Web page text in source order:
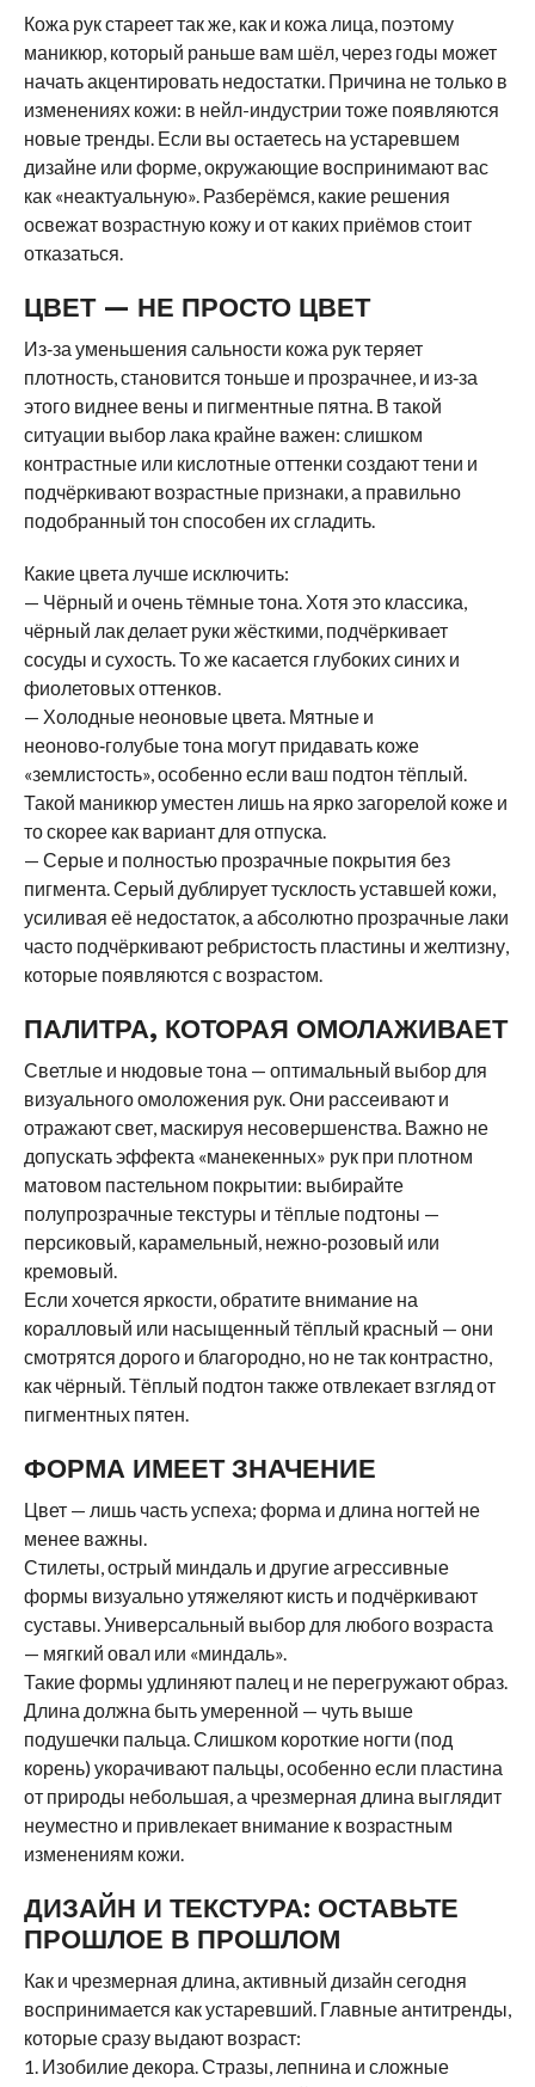
Кожа рук стареет так же, как и кожа лица, поэтому
маникюр, который раньше вам шёл, через годы может
начать акцентировать недостатки. Причина не только в
изменениях кожи: в нейл-индустрии тоже появляются
новые тренды. Если вы остаетесь на устаревшем
дизайне или форме, окружающие воспринимают вас
как «неактуальную». Разберёмся, какие решения
освежат возрастную кожу и от каких приёмов стоит
отказаться.
ЦВЕТ — НЕ ПРОСТО ЦВЕТ
Из‑за уменьшения сальности кожа рук теряет
плотность, становится тоньше и прозрачнее, и из‑за
этого виднее вены и пигментные пятна. В такой
ситуации выбор лака крайне важен: слишком
контрастные или кислотные оттенки создают тени и
подчёркивают возрастные признаки, а правильно
подобранный тон способен их сгладить.
Какие цвета лучше исключить:
— Чёрный и очень тёмные тона. Хотя это классика,
чёрный лак делает руки жёсткими, подчёркивает
сосуды и сухость. То же касается глубоких синих и
фиолетовых оттенков.
— Холодные неоновые цвета. Мятные и
неоново‑голубые тона могут придавать коже
«землистость», особенно если ваш подтон тёплый.
Такой маникюр уместен лишь на ярко загорелой коже и
то скорее как вариант для отпуска.
— Серые и полностью прозрачные покрытия без
пигмента. Серый дублирует тусклость уставшей кожи,
усиливая её недостаток, а абсолютно прозрачные лаки
часто подчёркивают ребристость пластины и желтизну,
которые появляются с возрастом.
ПАЛИТРА, КОТОРАЯ ОМОЛАЖИВАЕТ
Светлые и нюдовые тона — оптимальный выбор для
визуального омоложения рук. Они рассеивают и
отражают свет, маскируя несовершенства. Важно не
допускать эффекта «манекенных» рук при плотном
матовом пастельном покрытии: выбирайте
полупрозрачные текстуры и тёплые подтоны —
персиковый, карамельный, нежно‑розовый или
кремовый.
Если хочется яркости, обратите внимание на
коралловый или насыщенный тёплый красный — они
смотрятся дорого и благородно, но не так контрастно,
как чёрный. Тёплый подтон также отвлекает взгляд от
пигментных пятен.
ФОРМА ИМЕЕТ ЗНАЧЕНИЕ
Цвет — лишь часть успеха; форма и длина ногтей не
менее важны.
Стилеты, острый миндаль и другие агрессивные
формы визуально утяжеляют кисть и подчёркивают
суставы. Универсальный выбор для любого возраста
— мягкий овал или «миндаль».
Такие формы удлиняют палец и не перегружают образ.
Длина должна быть умеренной — чуть выше
подушечки пальца. Слишком короткие ногти (под
корень) укорачивают пальцы, особенно если пластина
от природы небольшая, а чрезмерная длина выглядит
неуместно и привлекает внимание к возрастным
изменениям кожи.
ДИЗАЙН И ТЕКСТУРА: ОСТАВЬТЕ
ПРОШЛОЕ В ПРОШЛОМ
Как и чрезмерная длина, активный дизайн сегодня
воспринимается как устаревший. Главные антитренды,
которые сразу выдают возраст:
1. Изобилие декора. Стразы, лепнина и сложные